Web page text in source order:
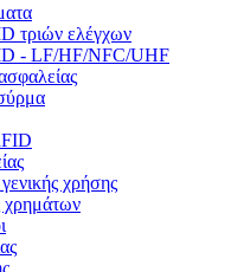
τριών ελέγχων
- LF/HF/NFC/UHF
χρήσης
χρημάτων